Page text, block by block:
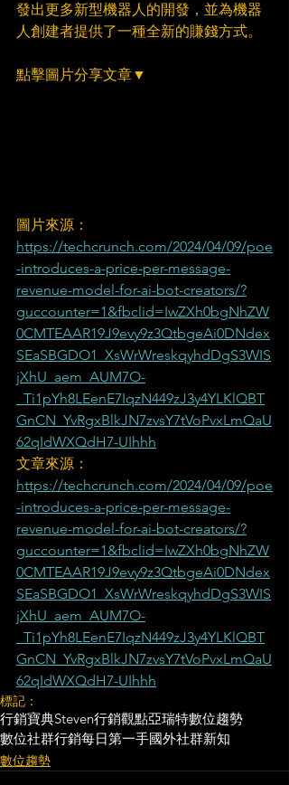
發出更多新型機器人的開發，並為機器
人創建者提供了一種全新的賺錢方式。
點擊圖片分享文章▼
圖片來源：
https://techcrunch.com/2024/04/09/poe
-introduces-a-price-per-message-
revenue-model-for-ai-bot-creators/?
guccounter=1&fbclid=IwZXh0bgNhZW
0CMTEAAR19J9evy9z3QtbgeAi0DNdex
SEaSBGDO1_XsWrWreskqyhdDgS3WIS
jXhU_aem_AUM7O-
_Ti1pYh8LEenE7IqzN449zJ3y4YLKlQBT
GnCN_YvRgxBlkJN7zvsY7tVoPvxLmQaU
62qIdWXQdH7-UIhhh
文章來源：
https://techcrunch.com/2024/04/09/poe
-introduces-a-price-per-message-
revenue-model-for-ai-bot-creators/?
guccounter=1&fbclid=IwZXh0bgNhZW
0CMTEAAR19J9evy9z3QtbgeAi0DNdex
SEaSBGDO1_XsWrWreskqyhdDgS3WIS
jXhU_aem_AUM7O-
_Ti1pYh8LEenE7IqzN449zJ3y4YLKlQBT
GnCN_YvRgxBlkJN7zvsY7tVoPvxLmQaU
62qIdWXQdH7-UIhhh
標記：
行銷寶典Steven行銷觀點亞瑞特數位趨勢
數位社群行銷每日第一手國外社群新知
數位趨勢